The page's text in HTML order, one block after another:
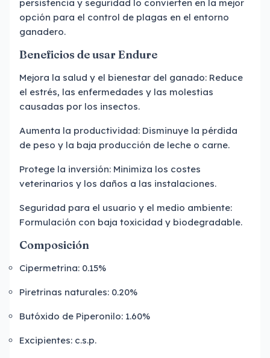
persistencia y seguridad lo convierten en la mejor
opción para el control de plagas en el entorno
ganadero.
Beneficios de usar Endure
Mejora la salud y el bienestar del ganado: Reduce
el estrés, las enfermedades y las molestias
causadas por los insectos.
Aumenta la productividad: Disminuye la pérdida
de peso y la baja producción de leche o carne.
Protege la inversión: Minimiza los costes
veterinarios y los daños a las instalaciones.
Seguridad para el usuario y el medio ambiente:
Formulación con baja toxicidad y biodegradable.
Composición
Cipermetrina: 0.15%
Piretrinas naturales: 0.20%
Butóxido de Piperonilo: 1.60%
Excipientes: c.s.p.